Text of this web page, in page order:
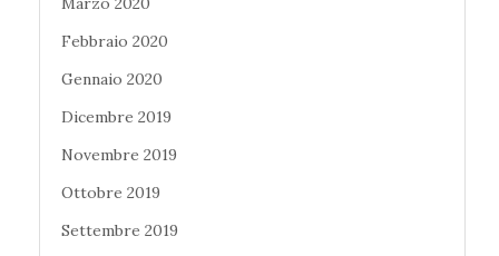
Febbraio 2020
Gennaio 2020
Dicembre 2019
Novembre 2019
Ottobre 2019
Settembre 2019